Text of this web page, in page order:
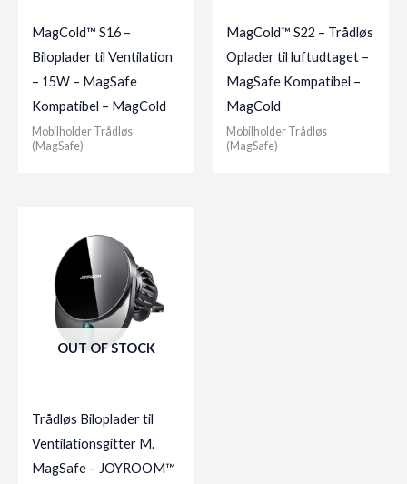
MagCold™ S16 –
Biloplader til Ventilation
– 15W – MagSafe
Kompatibel – MagCold
Mobilholder Trådløs
(MagSafe)
MagCold™ S22 – Trådløs
Oplader til luftudtaget –
MagSafe Kompatibel –
MagCold
Mobilholder Trådløs
(MagSafe)
OUT OF STOCK
Trådløs Biloplader til
Ventilationsgitter M.
MagSafe – JOYROOM™